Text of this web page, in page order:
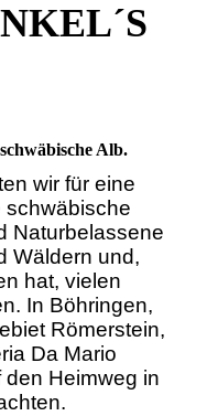
Alb.
wir für eine
schwäbische
Naturbelassene
Wäldern und,
hat, vielen
In Böhringen,
Römerstein,
Da Mario
Heimweg in